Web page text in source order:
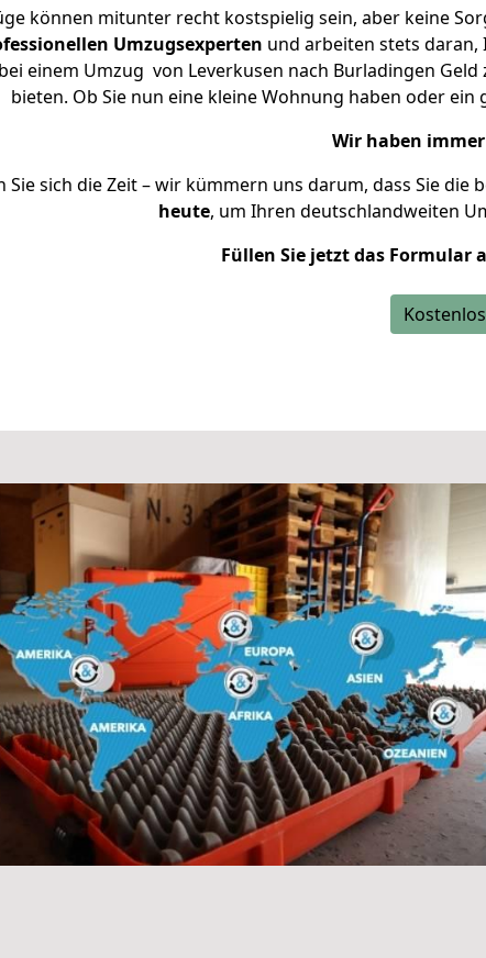
können mitunter recht kostspielig sein, aber keine
Umzugsexperten und arbeiten stets daran,
einem Umzug von Leverkusen nach Burladingen
bieten. Ob Sie nun eine kleine Wohnung haben oder
Wir haben
Sie sich die Zeit – wir kümmern uns darum, dass Sie die
heute, um Ihren deutschlandweiten
Füllen Sie jetzt das Formular